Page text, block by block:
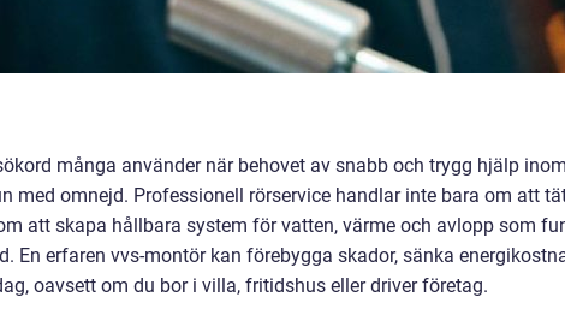
många använder när behovet av snabb och trygg hjälp
med omnejd. Professionell rörservice handlar inte bara om att
att skapa hållbara system för vatten, värme och avlopp som
En erfaren vvs-montör kan förebygga skador, sänka
oavsett om du bor i villa, fritidshus eller driver företag.